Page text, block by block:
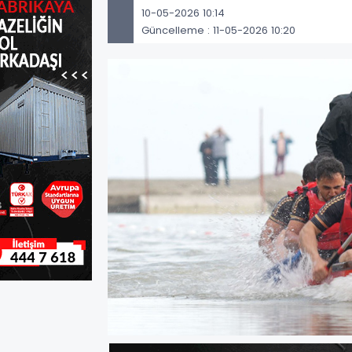
10-05-2026 10:14
Güncelleme : 11-05-2026 10:20